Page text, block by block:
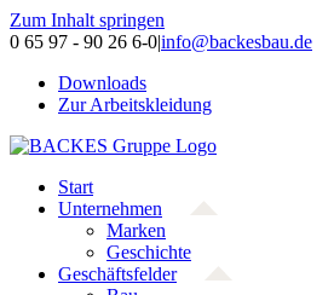
Zum Inhalt springen
0 65 97 - 90 26 6-0|info@backesbau.de
Downloads
Zur Arbeitskleidung
Start
Unternehmen
Marken
Geschichte
Geschäftsfelder